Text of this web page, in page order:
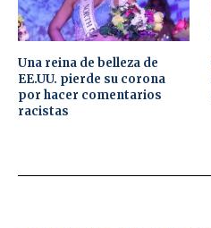
Una reina de belleza de
EE.UU. pierde su corona
por hacer comentarios
racistas